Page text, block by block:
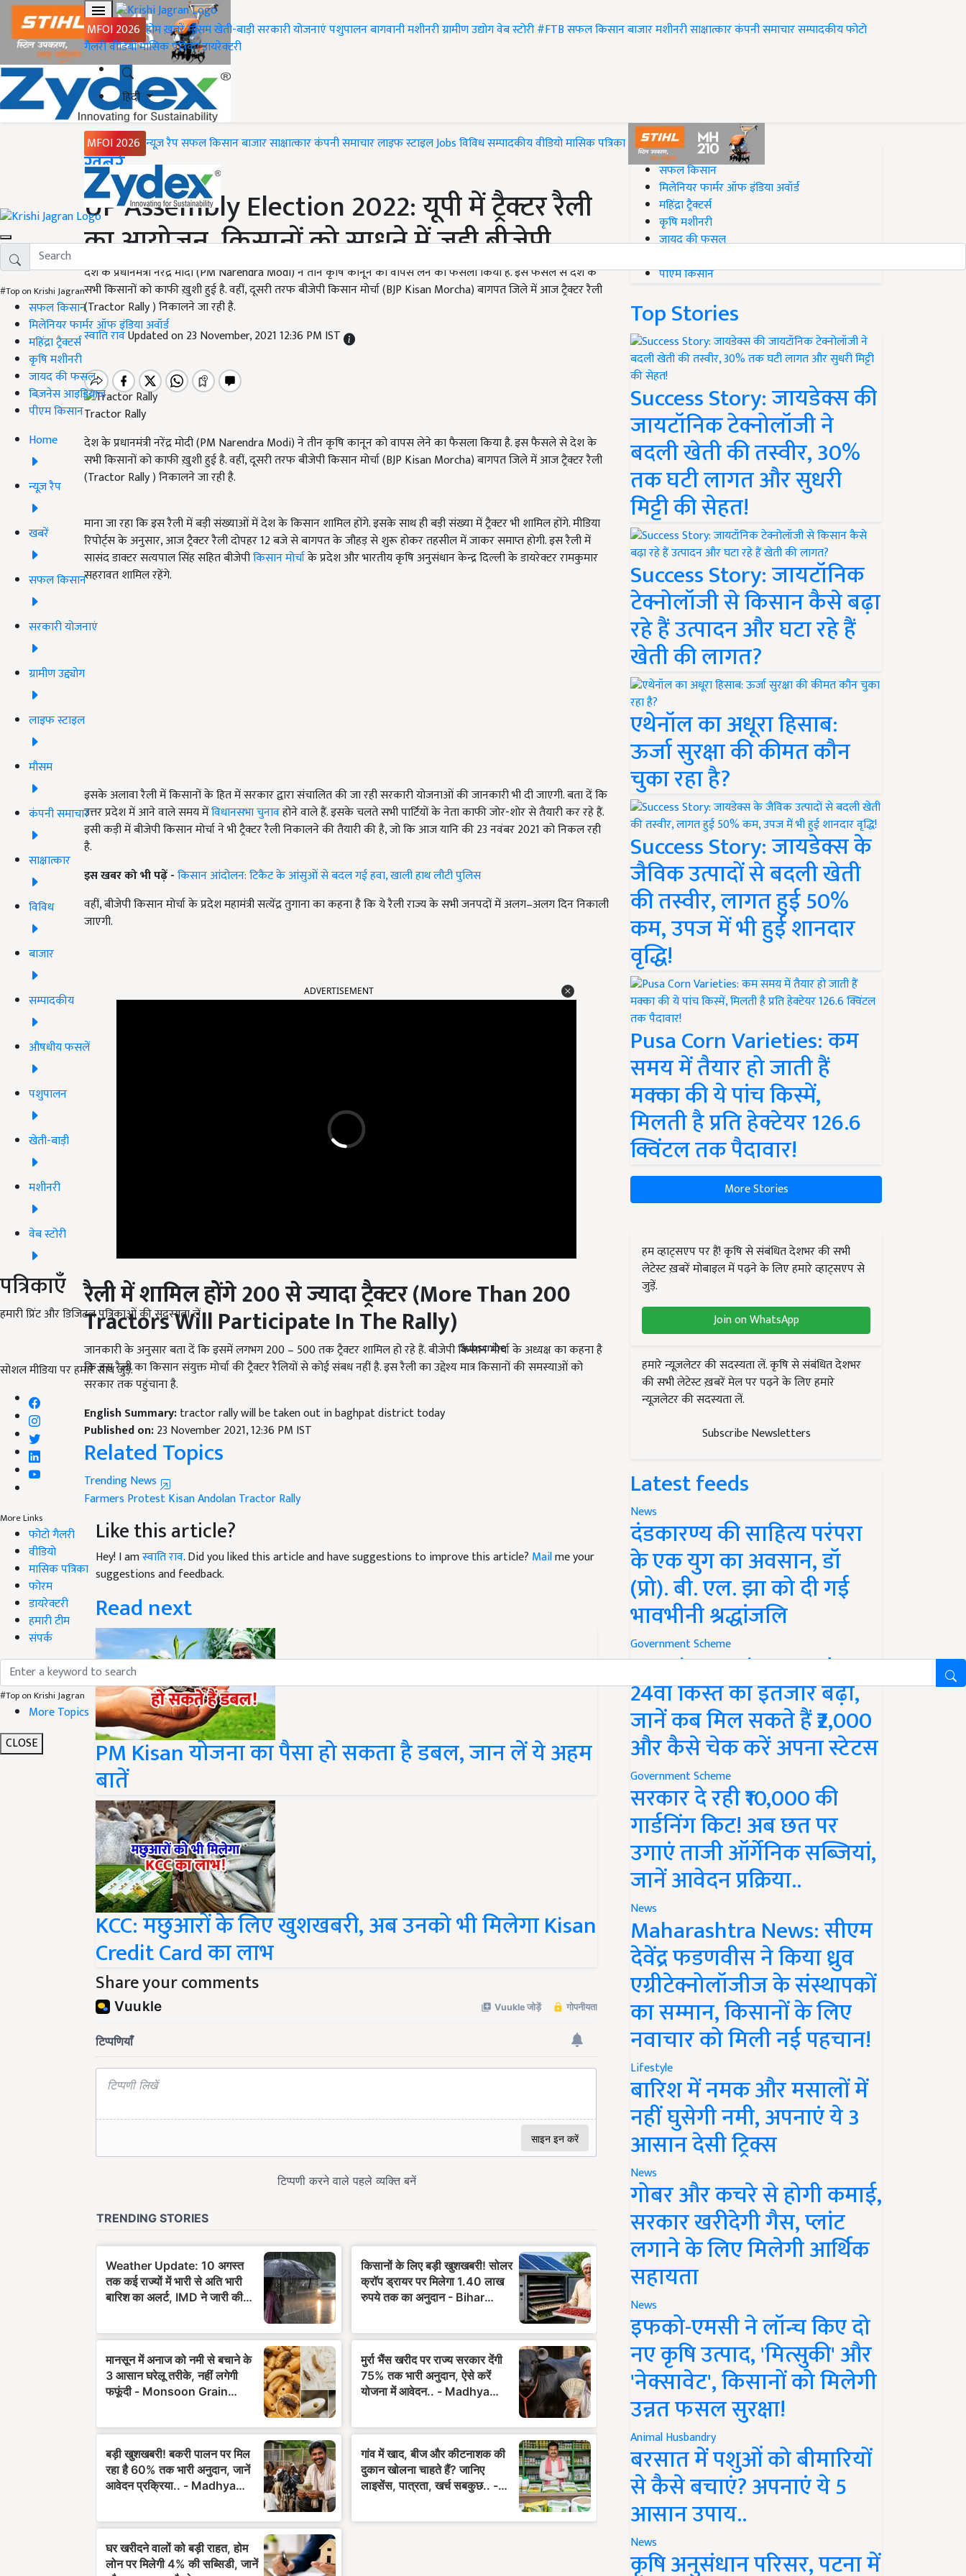
MFOI 2026 होमख़बरेंमौसमखेती-बाड़ीसरकारी योजनाएंपशुपालनबागवानीमशीनरीग्रामीण उद्योगवेब स्टोरी#FTBसफल किसानबाजारमशीनरीसाक्षात्कारकंपनी समाचारसम्पादकीयफोटो
गैलरीवीडियोमासिक पत्रिकाडायरेक्टरी
हिंदी
MFOI 2026 न्यूज़ रैपसफल किसानबाजारसाक्षात्कारकंपनी समाचारलाइफ स्टाइलJobsविविधसम्पादकीयवीडियोमासिक पत्रिका
#Top on Krishi Jagran
सफल किसान
मिलेनियर फार्मर ऑफ इंडिया अवॉर्ड
महिंद्रा ट्रैक्टर्स
कृषि मशीनरी
जायद की फसल
बिज़नेस आइडियाज
पीएम किसान
Home
न्यूज़ रैप
खबरें
सफल किसान
सरकारी योजनाएं
ग्रामीण उद्द्योग
लाइफ स्टाइल
मौसम
कंपनी समाचार
साक्षात्कार
विविध
बाजार
सम्पादकीय
औषधीय फसलें
पशुपालन
खेती-बाड़ी
मशीनरी
वेब स्टोरी
पत्रिकाएँ
हमारी प्रिंट और डिजिटल पत्रिकाओं की सदस्यता लें
Subscribe
सोशल मीडिया पर हमारे साथ जुड़ें:
More Links
फोटो गैलरी
वीडियो
मासिक पत्रिका
फोरम
डायरेक्टरी
हमारी टीम
संपर्क
#Top on Krishi Jagran
More Topics
CLOSE
Home
ख़बरें
UP Assembly Election 2022: यूपी में ट्रैक्टर रैली
का आयोजन, किसानों को साधने में जुड़ी बीजेपी
देश के प्रधानमंत्री नरेंद्र मोदी (PM Narendra Modi) ने तीन कृषि कानून को वापस लेने का फैसला किया है. इस फैसले से देश के
सभी किसानों को काफी ख़ुशी हुई है. वहीं, दूसरी तरफ बीजेपी किसान मोर्चा (BJP Kisan Morcha) बागपत जिले में आज ट्रैक्टर रैली
(Tractor Rally ) निकालने जा रही है.
स्वाति रावUpdated on 23 November, 2021 12:36 PM IST
Tractor Rally
देश के प्रधानमंत्री नरेंद्र मोदी (PM Narendra Modi) ने तीन कृषि कानून को वापस लेने का फैसला किया है. इस फैसले से देश के
सभी किसानों को काफी ख़ुशी हुई है. वहीं, दूसरी तरफ बीजेपी किसान मोर्चा (BJP Kisan Morcha) बागपत जिले में आज ट्रैक्टर रैली
(Tractor Rally ) निकालने जा रही है.
माना जा रहा कि इस रैली में बड़ी संख्याओं में देश के किसान शामिल होंगे. इसके साथ ही बड़ी संख्या में ट्रैक्टर भी शामिल होंगे. मीडिया
रिपोर्ट्स के अनुसार, आज ट्रैक्टर रैली दोपहर 12 बजे से बागपत के जौहड़ से शुरू होकर तहसील में जाकर समाप्त होगी. इस रैली में
सासंद डाक्टर सत्यपाल सिंह सहित बीजेपीकिसान मोर्चाके प्रदेश और भारतीय कृषि अनुसंधान केन्द्र दिल्ली के डायरेक्टर रामकुमार
सहरावत शामिल रहेंगे.
इसके अलावा रैली में किसानों के हित में सरकार द्वारा संचालित की जा रही सरकारी योजनाओं की जानकारी भी दी जाएगी. बता दें कि
उत्तर प्रदेश में आने वाले समय मेंविधानसभा चुनावहोने वाले हैं. इसके चलते सभी पार्टियों के नेता काफी जोर-शोर से तैयारी कर रहे हैं.
इसी कड़ी में बीजेपी किसान मोर्चा ने भी ट्रैक्टर रैली निकालने की तैयारी की है, जो कि आज यानि की 23 नवंबर 2021 को निकल रही
है.
इस खबर को भी पढ़ें -किसान आंदोलन: टिकैट के आंसुओं से बदल गई हवा, खाली हाथ लौटी पुलिस
वहीं, बीजेपी किसान मोर्चा के प्रदेश महामंत्री सत्येंद्र तुगाना का कहना है कि ये रैली राज्य के सभी जनपदों में अलग–अलग दिन निकाली
जाएगी.
रैली में शामिल होंगे200से ज्यादा ट्रैक्टर (More Than 200
Tractors Will Participate In The Rally)
जानकारी के अनुसार बता दें कि इसमें लगभग 200 – 500 तक ट्रैक्टर शामिल हो रहे हैं. बीजेपी किसान मोर्चा के अध्यक्ष का कहना है
कि इस रैली का किसान संयुक्त मोर्चा की ट्रैक्टर रैलियों से कोई संबध नहीं है. इस रैली का उद्देश्य मात्र किसानों की समस्याओं को
सरकार तक पहुंचाना है.
English Summary:
Published on:23 November 2021, 12:36 PM IST
Related Topics
Trending News
Farmers ProtestKisan Andolan
Like this article?
Hey! I amस्वाति राव. Did you liked this article and have suggestions to improve this article?
suggestions and feedback.
Read next
PM Kisan योजना का पैसा हो सकता है डबल, जान लें ये अहम
बातें
KCC: मछुआरों के लिए खुशखबरी, अब उनको भी मिलेगा Kisan
Credit Card का लाभ
Share your comments
#Top on Krishi Jagran
सफल किसान
मिलेनियर फार्मर ऑफ इंडिया अवॉर्ड
महिंद्रा ट्रैक्टर्स
कृषि मशीनरी
जायद की फसल
पीएम किसान
Top Stories
Success Story: जायडेक्स की
जायटॉनिक टेक्नोलॉजी ने
बदली खेती की तस्वीर, 30%
तक घटी लागत और सुधरी
मिट्टी की सेहत!
Success Story: जायटॉनिक
टेक्नोलॉजी से किसान कैसे बढ़ा
रहे हैं उत्पादन और घटा रहे हैं
खेती की लागत?
एथेनॉल का अधूरा हिसाब:
ऊर्जा सुरक्षा की कीमत कौन
चुका रहा है?
Success Story: जायडेक्स के
जैविक उत्पादों से बदली खेती
की तस्वीर, लागत हुई 50%
कम, उपज में भी हुई शानदार
वृद्धि!
Pusa Corn Varieties: कम
समय में तैयार हो जाती हैं
मक्का की ये पांच किस्में,
मिलती है प्रति हेक्टेयर 126.6
क्विंटल तक पैदावार!
More Stories
हम व्हाट्सएप पर हैं! कृषि से संबंधित देशभर की सभी
लेटेस्ट ख़बरें मोबाइल में पढ़ने के लिए हमारे व्हाट्सएप से
जुड़ें.
Join on WhatsApp
हमारे न्यूज़लेटर की सदस्यता लें. कृषि से संबंधित देशभर
की सभी लेटेस्ट ख़बरें मेल पर पढ़ने के लिए हमारे
न्यूज़लेटर की सदस्यता लें.
Subscribe Newsletters
Latest feeds
News
दंडकारण्य की साहित्य परंपरा
के एक युग का अवसान, डॉ
(प्रो). बी. एल. झा को दी गई
भावभीनी श्रद्धांजलि
Government Scheme
PM Kisan Yojana Update:
24वीं किस्त का इंतजार बढ़ा,
जानें कब मिल सकते हैं ₹2,000
और कैसे चेक करें अपना स्टेटस
Government Scheme
सरकार दे रही ₹10,000 की
गार्डनिंग किट! अब छत पर
उगाएं ताजी ऑर्गेनिक सब्जियां,
जानें आवेदन प्रक्रिया..
News
Maharashtra News: सीएम
देवेंद्र फडणवीस ने किया ध्रुव
एग्रीटेक्नोलॉजीज के संस्थापकों
का सम्मान, किसानों के लिए
नवाचार को मिली नई पहचान!
Lifestyle
बारिश में नमक और मसालों में
नहीं घुसेगी नमी, अपनाएं ये 3
आसान देसी ट्रिक्स
News
गोबर और कचरे से होगी कमाई,
सरकार खरीदेगी गैस, प्लांट
लगाने के लिए मिलेगी आर्थिक
सहायता
News
इफको-एमसी ने लॉन्च किए दो
नए कृषि उत्पाद, 'मित्सुकी' और
'नेक्सावेट', किसानों को मिलेगी
उन्नत फसल सुरक्षा!
Animal Husbandry
बरसात में पशुओं को बीमारियों
से कैसे बचाएं? अपनाएं ये 5
आसान उपाय..
News
कृषि अनुसंधान परिसर, पटना में